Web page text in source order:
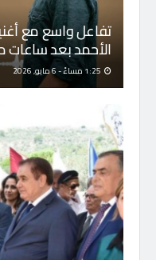
تفاعل واسع مع
الأحمد بعد ساعات